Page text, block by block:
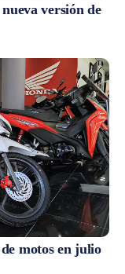
versión de
motos en julio